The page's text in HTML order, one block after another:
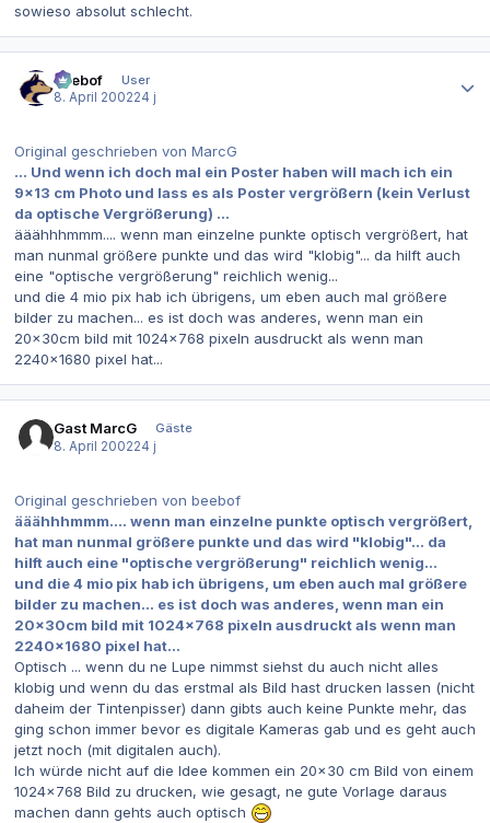
sowieso absolut schlecht.
beebof
User
8. April 200224 j
Original geschrieben von MarcG
... Und wenn ich doch mal ein Poster haben will mach ich ein
9x13 cm Photo und lass es als Poster vergrößern (kein Verlust
da optische Vergrößerung) ...
ääähhhmmm.... wenn man einzelne punkte optisch vergrößert, hat
man nunmal größere punkte und das wird "klobig"... da hilft auch
eine "optische vergrößerung" reichlich wenig...
und die 4 mio pix hab ich übrigens, um eben auch mal größere
bilder zu machen... es ist doch was anderes, wenn man ein
20x30cm bild mit 1024x768 pixeln ausdruckt als wenn man
2240x1680 pixel hat...
Gast MarcG
Gäste
8. April 200224 j
Original geschrieben von beebof
ääähhhmmm.... wenn man einzelne punkte optisch vergrößert,
hat man nunmal größere punkte und das wird "klobig"... da
hilft auch eine "optische vergrößerung" reichlich wenig...
und die 4 mio pix hab ich übrigens, um eben auch mal größere
bilder zu machen... es ist doch was anderes, wenn man ein
20x30cm bild mit 1024x768 pixeln ausdruckt als wenn man
2240x1680 pixel hat...
Optisch ... wenn du ne Lupe nimmst siehst du auch nicht alles
klobig und wenn du das erstmal als Bild hast drucken lassen (nicht
daheim der Tintenpisser) dann gibts auch keine Punkte mehr, das
ging schon immer bevor es digitale Kameras gab und es geht auch
jetzt noch (mit digitalen auch).
Ich würde nicht auf die Idee kommen ein 20x30 cm Bild von einem
1024x768 Bild zu drucken, wie gesagt, ne gute Vorlage daraus
machen dann gehts auch optisch